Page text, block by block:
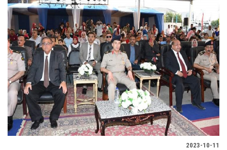
2023-10-11